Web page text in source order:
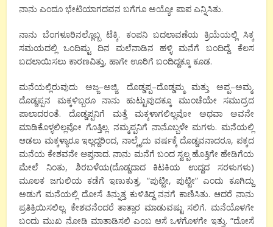
ನಾನು ಎಂದೂ ಭೇಟಿಯಾಗದವನ ಬಗೆಗೂ ಅಯ್ಯೋ ಪಾಪ ಎನ್ನಿಸಿತು.
ನಾನು ಬೆಂಗಳೂರಿನಲ್ಲೊಬ್ಬ ಟೆಕ್ಕಿ. ಕಂಪನಿ ಬದಲಾವಣೆಯ ಕ್ರಿಯೆಯಲ್ಲಿ ಸಿಕ್ಕ
ಸಮಯದಲ್ಲಿ
ಒಂದಿಷ್ಟು ದಿನ ಮಲೆನಾಡಿನ ಹಳ್ಳಿ ಮನೆಗೆ ಬಂದಿದ್ದೆ. ಕೆಲಸ
ಬದಲಾಯಿಸಲು ಕಾರಣವಿತ್ತು,ಹಾಗೇ ಊರಿಗೆ ಬಂದಿದ್ದಕ್ಕೂ ಕೂಡ.
ಮನೆಯಲ್ಲಿರುವುದು ಅಜ್ಜ–ಅಜ್ಜಿ, ದೊಡ್ಡಪ್ಪ–ದೊಡ್ಡಮ್ಮ ಮತ್ತು ಅಪ್ಪ–ಅಮ್ಮ.
ದೊಡ್ಡಪ್ಪನ
ಮಕ್ಕಳಿಬ್ಬರೂ ನಾನು ಹುಟ್ಟುವುದಕ್ಕೂ ಮುಂಚೆಯೇ ಸಮುದ್ರದ
ಪಾಲಾದರಂತೆ. ದೊಡ್ಡಪ್ಪನಿಗೆ ಮತ್ತೆ ಮಕ್ಕಳಾಗಲಿಲ್ಲವೋ ಅಥವಾ
ಅವನೇ
ಮಾಡಿಕೊಳ್ಳಲಿಲ್ಲವೋ ಗೊತ್ತಿಲ್ಲ.ನಮ್ಮಪ್ಪನಿಗೆ ನಾನೊಬ್ಬಳೇ ಮಗಳು. ಮನೆಯಲ್ಲಿ
ಆಡಲು ಮಕ್ಕಳ್ಯಾರೂ ಇಲ್ಲದ್ದರಿಂದ,ನಾಲ್ಕೈದು ವರ್ಷಕ್ಕೆ ದೊಡ್ಡವನಾದರೂ, ಪಕ್ಕದ
ಮನೆಯ ಕೇಶವನೇ ಆಪ್ತನಾದ.ನಾನು ಮನೆಗೆ ಬಂದ ಸ್ವಲ್ಪ ಹೊತ್ತಿಗೇ ಹೇಡಿಗೆಯ
ಮೇಲೆ
ನಿಂತು, ಶಿರಬಳೆಯ(ದೊಡ್ಡದಾದ ಕಿಟಕಿಯ ಉದ್ದದ ಸರಳುಗಳು)
ಮೂಲಕ ಜಗುಲಿಯ ಕಡೆಗೆ ಇಣುಕುತ್ತ, “ಪುಟ್ಟೀ,ಪುಟ್ಟೀ”ಎಂದು ಕೂಗಿದ್ದು
ಅಡುಗೆ ಮನೆಯಲ್ಲಿ ದೋಸೆ ತಿನ್ನುತ್ತ ಕುಳಿತಿದ್ದ ನನಗೆ ಕಾಣಿಸಿತು. ಆದರೆ ನಾನು
ಪ್ರತಿಕ್ರಿಯಿಸಲಿಲ್ಲ. ಕೇಶವನೆಂದರೆ ತಾತ್ಸಾರ ಮಾಡುವಷ್ಟು ಸಲಿಗೆ. ಮನೆಯೊಳಗೇ
ಬಂದು ಮುಖ ನೋಡಿ ಮಾತಾಡಿಸಲಿ ಎಂಬ ಆಸೆ ಒಳಗೊಳಗೇ ಇತ್ತು. “ದೋಸೆ